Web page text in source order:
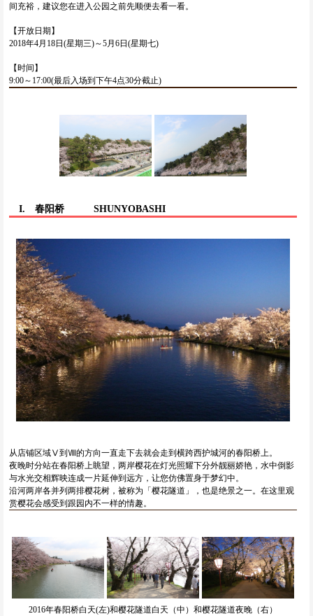
间充裕，建议您在进入公园之前先顺便去看一看。
【开放日期】
2018年4月18日(星期三)～5月6日(星期七)
【时间】
9:00～17:00(最后入场到下午4点30分截止)
I. 春阳桥 SHUNYOBASHI
从店铺区域Ⅴ到Ⅷ的方向一直走下去就会走到横跨西护城河的春阳桥上。
夜晚时分站在春阳桥上眺望，两岸樱花在灯光照耀下分外靓丽娇艳，水中倒影
与水光交相辉映连成一片延伸到远方，让您仿佛置身于梦幻中。
沿河两岸各并列两排樱花树，被称为「樱花隧道」，也是绝景之一。在这里观
赏樱花会感受到跟园内不一样的情趣。
2016年春阳桥白天(左)和樱花隧道白天（中）和樱花隧道夜晚（右）